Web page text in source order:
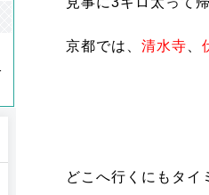
京都では、 清水寺
どこへ行くにもタイ